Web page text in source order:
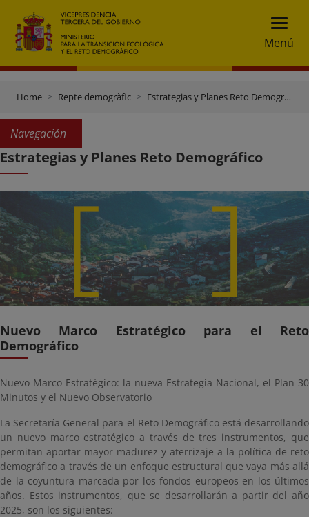
Menú
Home Repte demogràfic Estrategias y Planes Reto Demográfico
Navegación
Estrategias y Planes Reto Demográfico
Nuevo Marco Estratégico para el Reto
Demográfico
Nuevo Marco Estratégico: la nueva Estrategia Nacional, el Plan 30
Minutos y el Nuevo Observatorio
La Secretaría General para el Reto Demográfico está desarrollando
un nuevo marco estratégico a través de tres instrumentos, que
permitan aportar mayor madurez y aterrizaje a la política de reto
demográfico a través de un enfoque estructural que vaya más allá
de la coyuntura marcada por los fondos europeos en los últimos
años. Estos instrumentos, que se desarrollarán a partir del año
2025, son los siguientes: